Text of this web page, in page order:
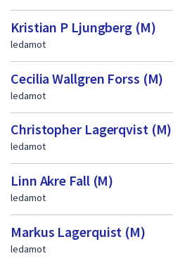
Kristian P Ljungberg (M)
ledamot
Cecilia Wallgren Forss (M)
ledamot
Christopher Lagerqvist (M)
ledamot
Linn Akre Fall (M)
ledamot
Markus Lagerquist (M)
ledamot